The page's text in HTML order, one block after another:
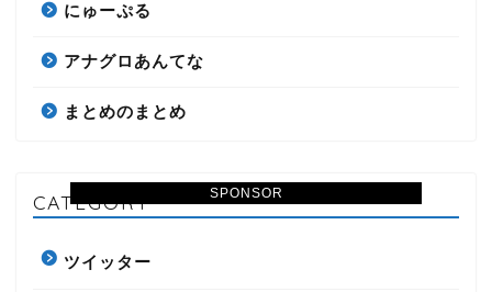
SPONSOR
にゅーぷる
アナグロあんてな
まとめのまとめ
CATEGORY
ツイッター